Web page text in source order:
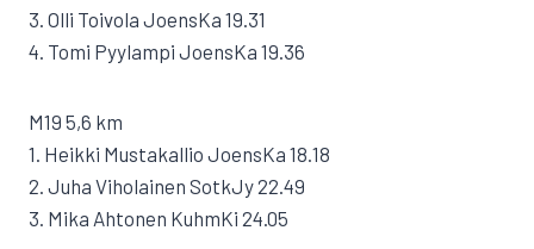
3. Olli Toivola JoensKa 19.31
4. Tomi Pyylampi JoensKa 19.36
M19 5,6 km
1. Heikki Mustakallio JoensKa 18.18
2. Juha Viholainen SotkJy 22.49
3. Mika Ahtonen KuhmKi 24.05